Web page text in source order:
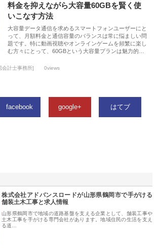
料金を抑えながら大容量60GBを賢く使
いこなす方法
大容量データ通信を求めるスマートフォンユーザーにと
って、月額料金と通信容量のバランスは常に悩ましい問
題です。特に動画視聴やオンラインゲームを頻繁に楽し
む方々にとって、60GBという大容量プランは魅力的…
会計士事務所] 0views
facebook google+ はてブ
株式会社アドバンスロードが山形県鶴岡市で手がける
舗装土木工事と求人情報
山形県鶴岡市で地域の道路基盤を支える企業として、舗装工事や
土木工事を手がける専門会社があります。地域住民の生活を支え
る道…